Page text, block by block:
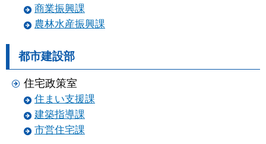
商業振興課
農林水産振興課
都市建設部
住宅政策室
住まい支援課
建築指導課
市営住宅課